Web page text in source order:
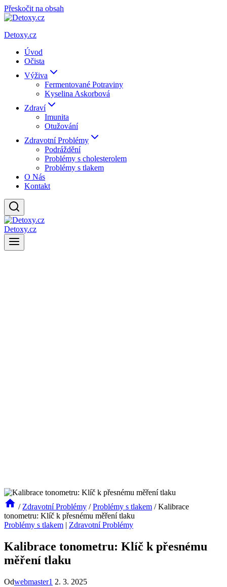
Přeskočit na obsah
Detoxy.cz
Úvod
Očista
Výživa
Fermentované Potraviny
Kyselina Askorbová
Zdraví
Imunita
Otužování
Zdravotní Problémy
Podráždění
Problémy s cholesterolem
Problémy s tlakem
O Nás
Kontakt
Detoxy.cz
/ Zdravotní Problémy / Problémy s tlakem / Kalibrace
tonometru: Klíč k přesnému měření tlaku
Problémy s tlakem | Zdravotní Problémy
Kalibrace tonometru: Klíč k přesnému
měření tlaku
Odwebmaster1 2. 3. 2025